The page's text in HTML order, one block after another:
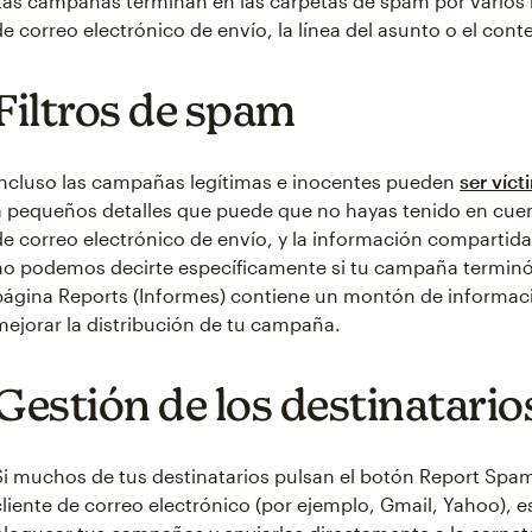
correo electrónico de envío, la línea del asunto o el
de spam
las campañas legítimas e inocentes puedenser
pequeños detalles que puede que no hayas tenido en
correo electrónico de envío, y la información
podemos decirte específicamente si tu campaña
Reports (Informes) contiene un montón de
la distribución de tu campaña.
de los
muchos de tus destinatarios pulsan el botón Report
de correo electrónico (por ejemplo, Gmail, Yahoo),